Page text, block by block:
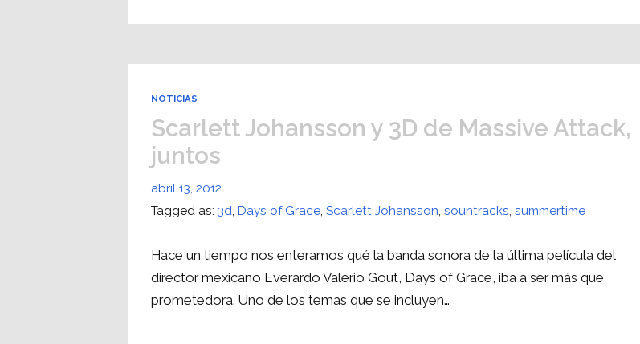
NOTICIAS
Scarlett Johansson y 3D de Massive Attack,
juntos
abril 13, 2012
Tagged as:3d, Days of Grace,Scarlett Johansson,sountracks,summertime
Hace un tiempo nos enteramos qué la banda sonora de la última película del
director mexicano Everardo Valerio Gout, Days of Grace, iba a ser más que
prometedora. Uno de los temas que se incluyen…